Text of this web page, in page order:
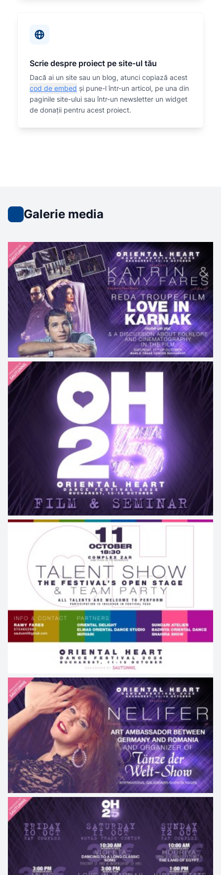
Scrie despre proiect pe site-ul tău
Dacă ai un site sau un blog, atunci copiază acest
cod de embed și pune-l într-un articol, pe una din
paginile site-ului sau într-un newsletter un widget
de donații pentru acest proiect.
Galerie media